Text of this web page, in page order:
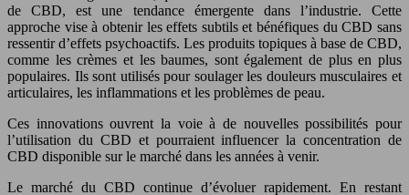
de CBD, est une tendance émergente dans l’industrie. Cette
approche vise à obtenir les effets subtils et bénéfiques du CBD sans
ressentir d’effets psychoactifs. Les produits topiques à base de CBD,
comme les crèmes et les baumes, sont également de plus en plus
populaires. Ils sont utilisés pour soulager les douleurs musculaires et
articulaires, les inflammations et les problèmes de peau.
Ces innovations ouvrent la voie à de nouvelles possibilités pour
l’utilisation du CBD et pourraient influencer la concentration de
CBD disponible sur le marché dans les années à venir.
Le marché du CBD continue d’évoluer rapidement. En restant